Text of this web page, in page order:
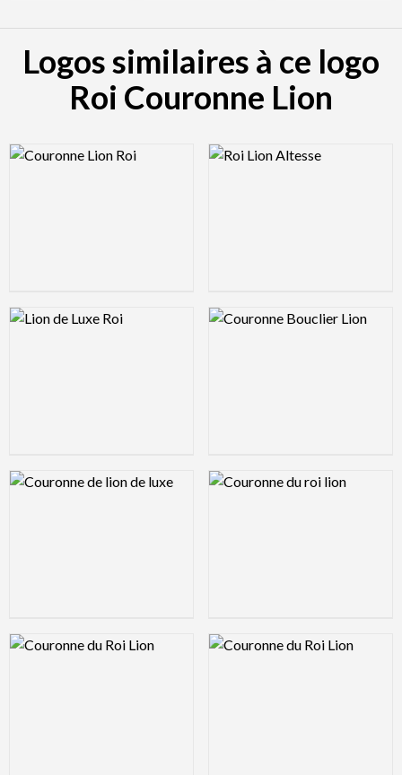
Logos similaires à ce logo
Roi Couronne Lion
Logo Preview Image Logo Preview Image
Logo Preview Image Logo Preview Image
Logo Preview Image Logo Preview Image
Logo Preview Image Logo Preview Image